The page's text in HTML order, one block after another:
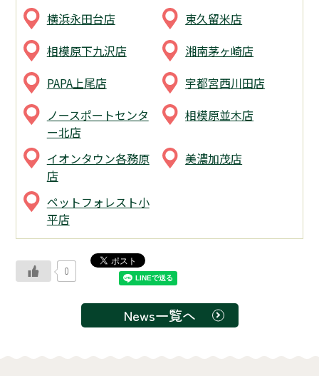
横浜永田台店
東久留米店
相模原下九沢店
湘南茅ヶ崎店
PAPA上尾店
宇都宮西川田店
ノースポートセンタ
ー北店
相模原並木店
イオンタウン各務原
店
美濃加茂店
ペットフォレスト小
平店
0
News一覧へ